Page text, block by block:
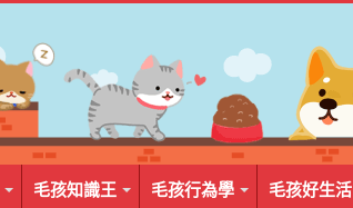
毛孩知識王 毛孩行為學 毛孩好生活